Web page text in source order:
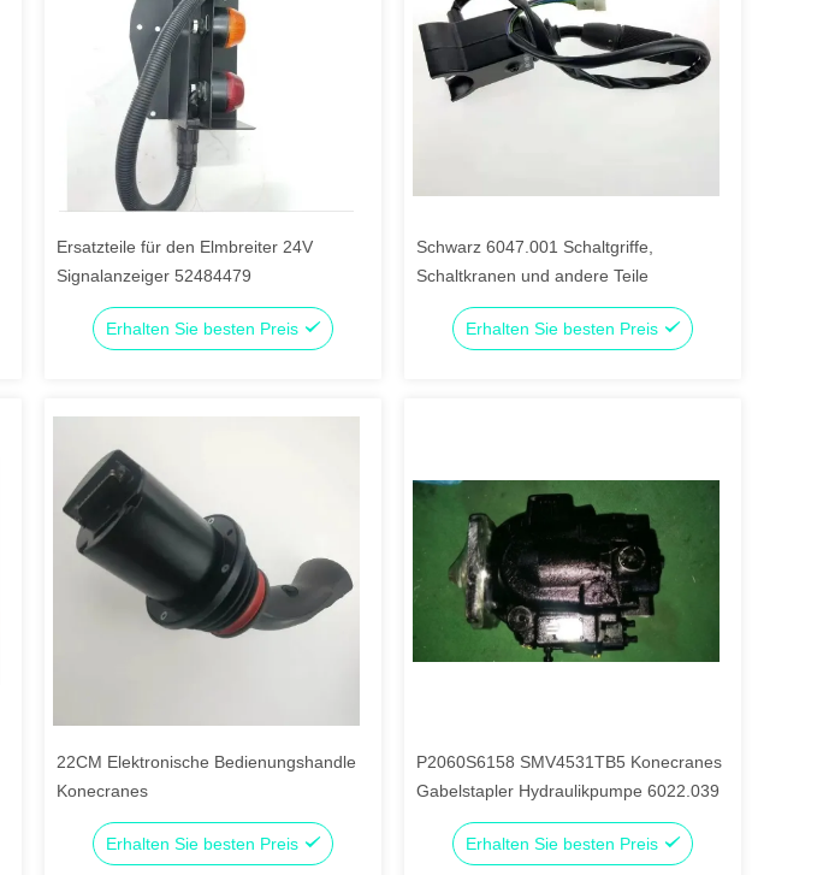
Ersatzteile für den Elmbreiter 24V
Signalanzeiger 52484479
Erhalten Sie besten Preis
Schwarz 6047.001 Schaltgriffe,
Schaltkranen und andere Teile
Erhalten Sie besten Preis
22CM Elektronische Bedienungshandle
Konecranes
Erhalten Sie besten Preis
P2060S6158 SMV4531TB5 Konecranes
Gabelstapler Hydraulikpumpe 6022.039
Erhalten Sie besten Preis